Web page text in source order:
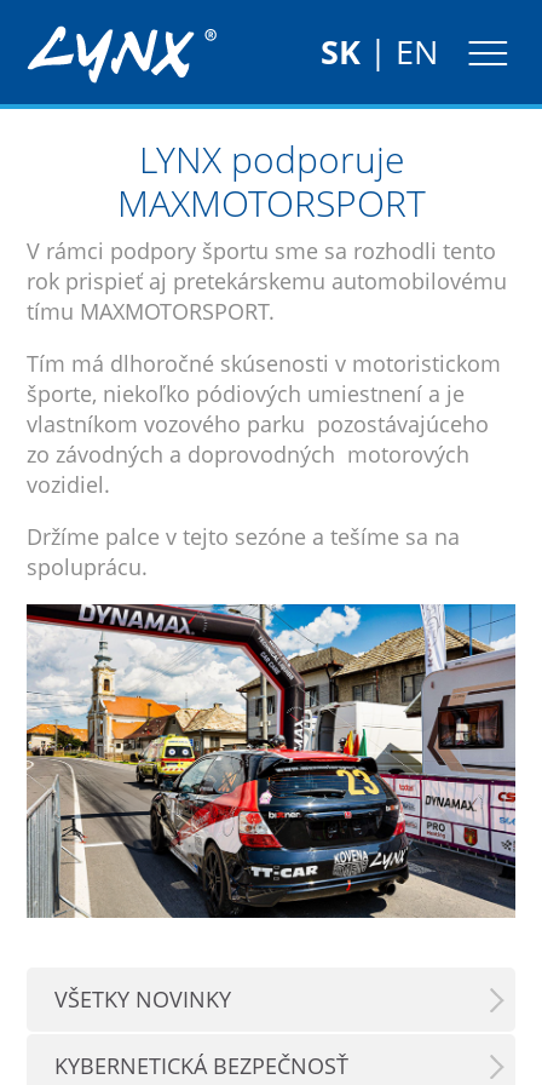
SK| EN
LYNX podporuje
MAXMOTORSPORT
V rámci podpory športu sme sa rozhodli tento
rok prispieť aj pretekárskemu automobilovému
tímu MAXMOTORSPORT.
Tím má dlhoročné skúsenosti v motoristickom
športe, niekoľko pódiových umiestnení a je
vlastníkom vozového parku pozostávajúceho
zo závodných a doprovodných motorových
vozidiel.
Držíme palce v tejto sezóne a tešíme sa na
spoluprácu.
VŠETKY NOVINKY
KYBERNETICKÁ BEZPEČNOSŤ